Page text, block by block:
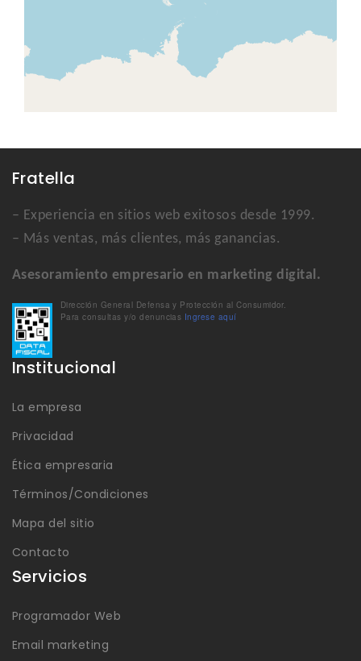
Fratella
– Experiencia en sitios web exitosos desde 1999.
– Más ventas, más clientes, más ganancias.
Asesoramiento empresario en marketing digital.
Dirección General Defensa y Protección al Consumidor.
Para consultas y/o denuncias Ingrese aquí
Institucional
La empresa
Privacidad
Ética empresaria
Términos/Condiciones
Mapa del sitio
Contacto
Servicios
Programador Web
Email marketing